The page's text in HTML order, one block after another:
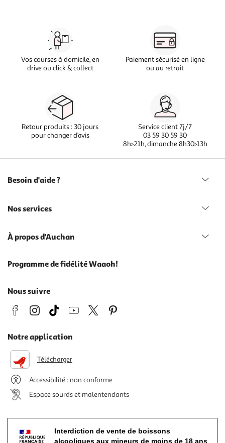
Vos courses à domicile, en
drive ou click & collect
Paiement sécurisé en ligne
ou au retrait
Retour produits : 30 jours
pour changer d’avis
Service client 7j/7
03 59 30 59 30
8h>21h, dimanche 8h30>13h
Besoin d'aide ?
Nos services
À propos d'Auchan
Programme de fidélité Waaoh!
Nous suivre
Notre application
Télécharger
Accessibilité : non conforme
Espace sourds et malentendants
Interdiction de vente de boissons
alcooliques aux mineurs de moins de 18 ans